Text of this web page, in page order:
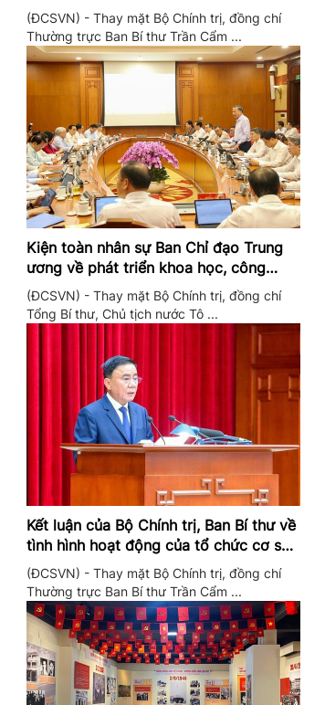
chúng trong giai đoạn phát triển mới
(ĐCSVN) - Thay mặt Bộ Chính trị, đồng chí
Thường trực Ban Bí thư Trần Cẩm ...
Kiện toàn nhân sự Ban Chỉ đạo Trung
ương về phát triển khoa học, công
nghệ, đổi mới sáng tạo và chuyển đổi
số
(ĐCSVN) - Thay mặt Bộ Chính trị, đồng chí
Tổng Bí thư, Chủ tịch nước Tô ...
Kết luận của Bộ Chính trị, Ban Bí thư về
tình hình hoạt động của tổ chức cơ sở
đảng trong quý II/2026
(ĐCSVN) - Thay mặt Bộ Chính trị, đồng chí
Thường trực Ban Bí thư Trần Cẩm ...